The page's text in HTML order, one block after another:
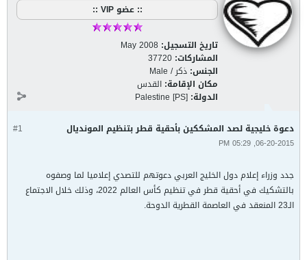
:: عضو VIP ::
تاريخ التسجيل: May 2008
المشاركات: 37720
الجنس: ذكر / Male
مكان الإقامة: القدس
الدولة: Palestine [PS]
#1 دعوة خليجية لصد المشككين بأحقية قطر بتنظيم المونديال
06-20-2015, 05:29 PM
جدد وزراء إعلام دول الخليج العربي دعوتهم للتصدي إعلاميا لما وصفوه
بالتشكيك في أحقية قطر في تنظيم كأس العالم 2022، وذلك خلال الاجتماع
الـ23 المنعقد في العاصمة القطرية الدوحة.